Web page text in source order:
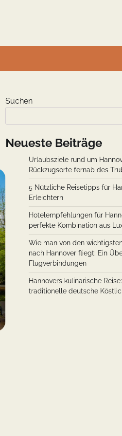
Suchen
Neueste Beiträge
Urlaubsziele rund um
Rückzugsorte fernab des
5 Nützliche Reisetipps für
Erleichtern
Hotelempfehlungen für
perfekte Kombination aus
Wie man von den
nach Hannover fliegt: Ein
Flugverbindungen
Hannovers kulinarische
traditionelle deutsche